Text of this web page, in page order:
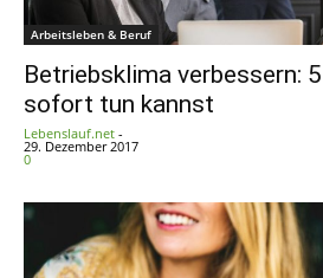
Arbeitsleben & Beruf
Betriebsklima verbessern:
sofort tun kannst
Lebenslauf.net -
29. Dezember 2017
0